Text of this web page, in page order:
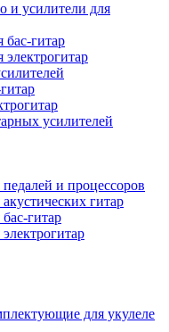
и усилители для
бас-гитар
усилителей
и процессоров
гитар
гитар
для укулеле